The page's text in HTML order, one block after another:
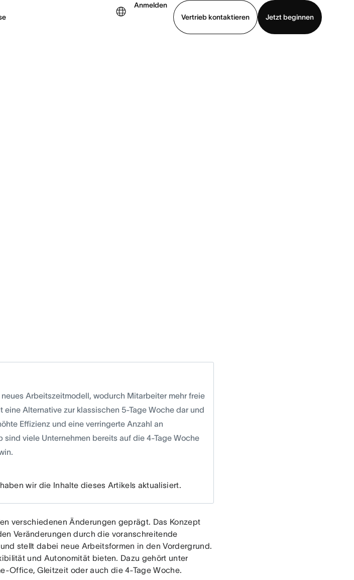
Anmelden
Vertrieb kontaktieren
Jetzt beginnen
Arbeitszeitmodell, wodurch Mitarbeiter mehr freie
eine Alternative zur klassischen 5-Tage Woche dar und
Effizienz und eine verringerte Anzahl an
sind viele Unternehmen bereits auf die 4-Tage Woche
wir die Inhalte dieses Artikels aktualisiert.
verschiedenen Änderungen geprägt. Das Konzept
Veränderungen durch die voranschreitende
stellt dabei neue Arbeitsformen in den Vordergrund.
und Autonomität bieten. Dazu gehört unter
Office, Gleitzeit oder auch die 4-Tage Woche.